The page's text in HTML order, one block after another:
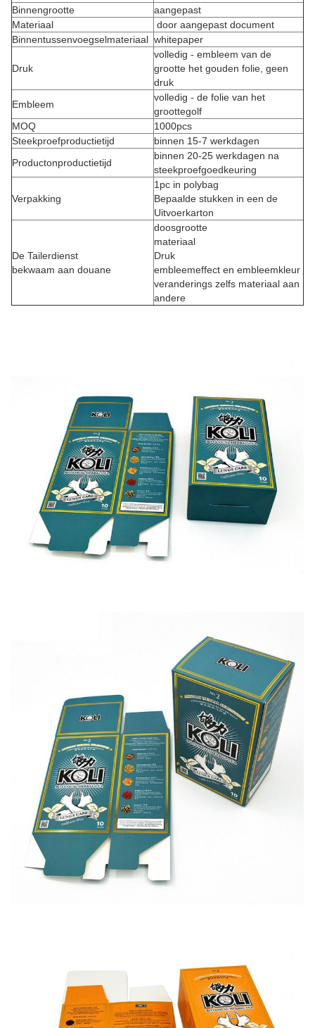
Binnengrootte
aangepast
Materiaal
door aangepast document
Binnentussenvoegselmateriaal whitepaper
Druk
volledig - embleem van de
grootte het gouden folie, geen
druk
Embleem
volledig - de folie van het
groottegolf
MOQ
1000pcs
Steekproefproductietijd
binnen 15-7 werkdagen
Productonproductietijd
binnen 20-25 werkdagen na
steekproefgoedkeuring
Verpakking
1pc in polybag
Bepaalde stukken in een de
Uitvoerkarton
De Tailerdienst
bekwaam aan douane
doosgrootte
materiaal
Druk
embleemeffect en embleemkleur
veranderings zelfs materiaal aan
andere